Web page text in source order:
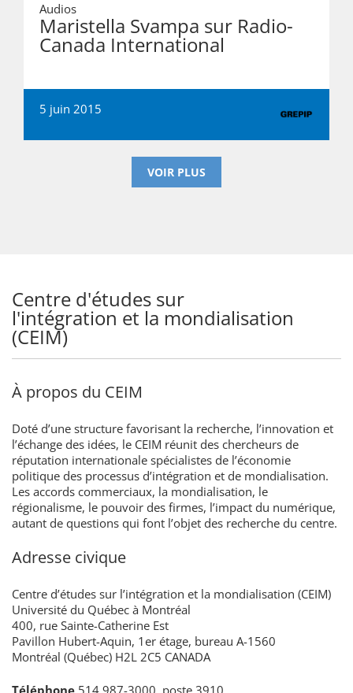
Audios
Maristella Svampa sur Radio-
Canada International
5 juin 2015
VOIR PLUS
Centre d'études sur
l'intégration et la mondialisation
(CEIM)
À propos du CEIM
Doté d’une structure favorisant la recherche, l’innovation et
l’échange des idées, le CEIM réunit des chercheurs de
réputation internationale spécialistes de l’économie
politique des processus d’intégration et de mondialisation.
Les accords commerciaux, la mondialisation, le
régionalisme, le pouvoir des firmes, l’impact du numérique,
autant de questions qui font l’objet des recherche du centre.
Adresse civique
Centre d’études sur l’intégration et la mondialisation (CEIM)
Université du Québec à Montréal
400, rue Sainte-Catherine Est
Pavillon Hubert-Aquin, 1er étage, bureau A-1560
Montréal (Québec) H2L 2C5 CANADA